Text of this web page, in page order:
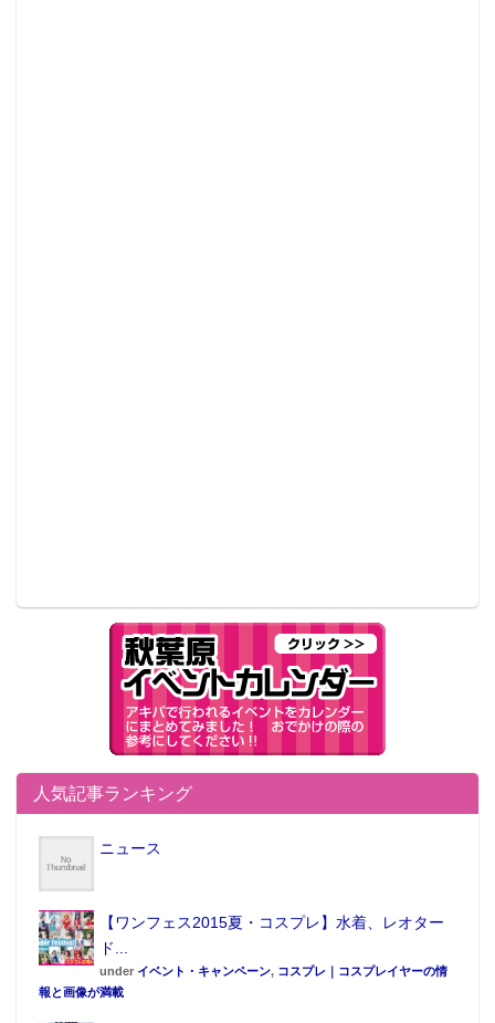
人気記事ランキング
ニュース
【ワンフェス2015夏・コスプレ】水着、レオター
ド...
under イベント・キャンペーン, コスプレ｜コスプレイヤーの情
報と画像が満載